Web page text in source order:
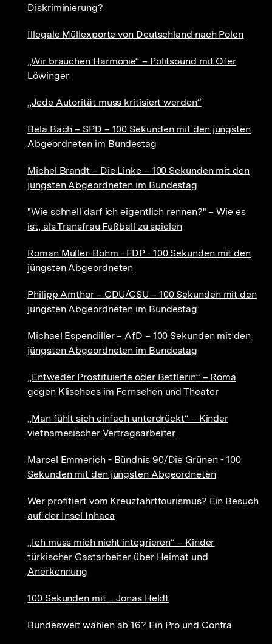
Diskriminierung?
Illegale Müllexporte von Deutschland nach Polen
„Wir brauchen Harmonie“ – Politsound mit Ofer
Löwinger
„Jede Autorität muss kritisiert werden“
Bela Bach – SPD – 100 Sekunden mit den jüngsten
Abgeordneten im Bundestag
Michel Brandt – Die Linke – 100 Sekunden mit den
jüngsten Abgeordneten im Bundestag
"Wie schnell darf ich eigentlich rennen?" – Wie es
ist, als Transfrau Fußball zu spielen
Roman Müller-Böhm - FDP - 100 Sekunden mit den
jüngsten Abgeordneten
Philipp Amthor – CDU/CSU – 100 Sekunden mit den
jüngsten Abgeordneten im Bundestag
Michael Espendiller – AfD – 100 Sekunden mit den
jüngsten Abgeordneten im Bundestag
„Entweder Prostituierte oder Bettlerin“ – Roma
gegen Klischees im Fernsehen und Theater
„Man fühlt sich einfach unterdrückt“ – Kinder
vietnamesischer Vertragsarbeiter
Marcel Emmerich - Bündnis 90/Die Grünen - 100
Sekunden mit den jüngsten Abgeordneten
Wer profitiert vom Kreuzfahrttourismus? Ein Besuch
auf der Insel Inhaca
„Ich muss mich nicht integrieren“ – Kinder
türkischer Gastarbeiter über Heimat und
Anerkennung
100 Sekunden mit ... Jonas Heldt
Bundesweit wählen ab 16? Ein Pro und Contra